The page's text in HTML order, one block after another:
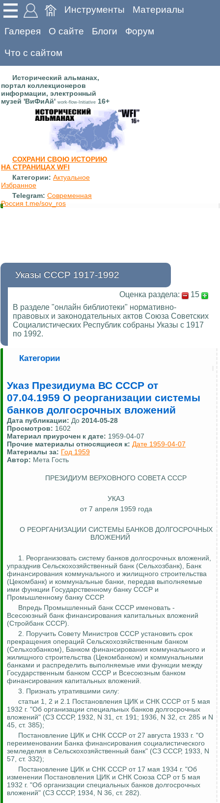
Инструменты Материалы
Галерея О сайте Блоги Форум
Что с сайтом
Исторический альманах,
портал коллекционеров
информации, электронный
музей 'ВиФиАй' work-flow-Initiative 16+
СОХРАНИ СВОЮ ИСТОРИЮ
НА СТРАНИЦАХ WFI
Категории: Актуальное
Избранное
Telegram: Современная
Россия t.me/sov_ros
Указы СССР 1917-1992
Оценка раздела:
15
В разделе "онлайн библиотеки" нормативно-
правовых и законодательных актов Союза Советских
Социалистических Республик собраны Указы с 1917
по 1992.
Категории
Указ Президиума ВС СССР от
07.04.1959 О реорганизации системы
банков долгосрочных вложений
Дата публикации: До 2014-05-28
Просмотров: 1602
Материал приурочен к дате: 1959-04-07
Прочие материалы относящиеся к: Дате 1959-04-07
Материалы за: Год 1959
Автор: Мета Гость
ПРЕЗИДИУМ ВЕРХОВНОГО СОВЕТА СССР
УКАЗ
от 7 апреля 1959 года
О РЕОРГАНИЗАЦИИ СИСТЕМЫ БАНКОВ ДОЛГОСРОЧНЫХ
ВЛОЖЕНИЙ
1. Реорганизовать систему банков долгосрочных вложений,
упразднив Сельскохозяйственный банк (Сельхозбанк), Банк
финансирования коммунального и жилищного строительства
(Цекомбанк) и коммунальные банки, передав выполняемые
ими функции Государственному банку СССР и
Промышленному банку СССР.
Впредь Промышленный банк СССР именовать -
Всесоюзный банк финансирования капитальных вложений
(Стройбанк СССР).
2. Поручить Совету Министров СССР установить срок
прекращения операций Сельскохозяйственным банком
(Сельхозбанком), Банком финансирования коммунального и
жилищного строительства (Цекомбанком) и коммунальными
банками и распределить выполняемые ими функции между
Государственным банком СССР и Всесоюзным банком
финансирования капитальных вложений.
3. Признать утратившими силу:
статьи 1, 2 и 2.1 Постановления ЦИК и СНК СССР от 5 мая
1932 г. "Об организации специальных банков долгосрочных
вложений" (СЗ СССР, 1932, N 31, ст. 191; 1936, N 32, ст. 285 и N
45, ст. 385);
Постановление ЦИК и СНК СССР от 27 августа 1933 г. "О
переименовании Банка финансирования социалистического
земледелия в Сельскохозяйственный банк" (СЗ СССР, 1933, N
57, ст. 332);
Постановление ЦИК и СНК СССР от 17 мая 1934 г. "Об
изменении Постановления ЦИК и СНК Союза ССР от 5 мая
1932 г. "Об организации специальных банков долгосрочных
вложений" (СЗ СССР, 1934, N 36, ст. 282).